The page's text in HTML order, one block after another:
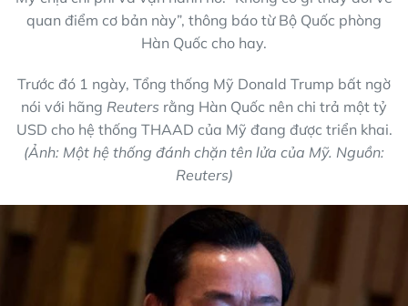
quan điểm cơ bản này”, thông báo từ Bộ Quốc phòng
Hàn Quốc cho hay.
Trước đó 1 ngày, Tổng thống Mỹ Donald Trump bất ngờ
nói với hãng Reuters rằng Hàn Quốc nên chi trả một tỷ
USD cho hệ thống THAAD của Mỹ đang được triển khai.
(Ảnh: Một hệ thống đánh chặn tên lửa của Mỹ. Nguồn:
Reuters)